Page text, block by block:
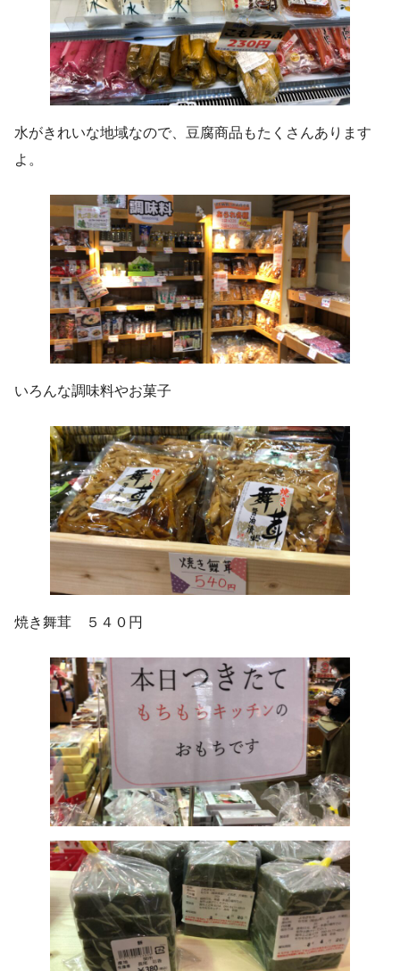
水がきれいな地域なので、豆腐商品もたくさんあります
よ。
いろんな調味料やお菓子
焼き舞茸 ５４０円